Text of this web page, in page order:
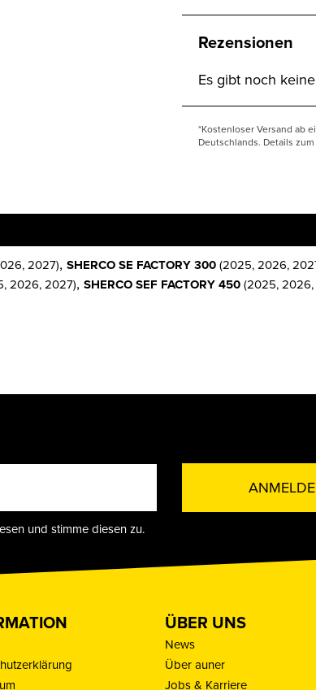
Rezensionen
Es gibt noch
*Kostenloser Versand ab
Deutschlands. Details
2027), SHERCO SE FACTORY 300(2025, 2026,
2026, 2027), SHERCO SEF FACTORY 450(2025,
und stimme diesen zu.
ÜBER UNS
News
Über auner
Jobs & Karriere